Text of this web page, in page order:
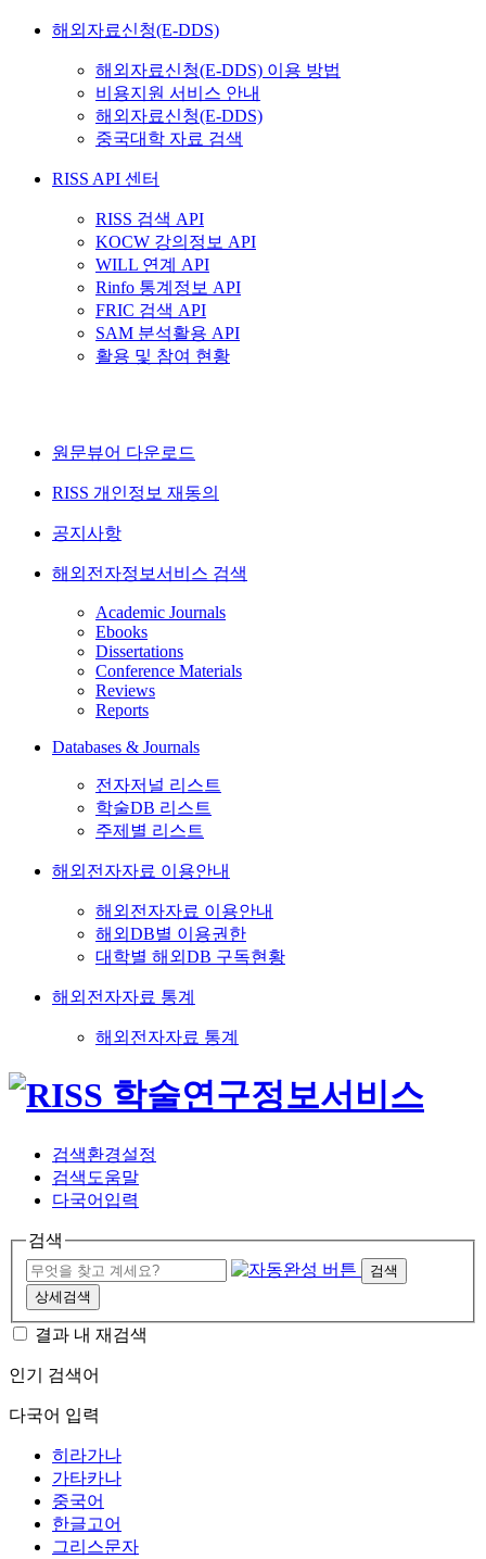
해외자료신청(E-DDS)
해외자료신청(E-DDS) 이용 방법
비용지원 서비스 안내
해외자료신청(E-DDS)
중국대학 자료 검색
RISS API 센터
RISS 검색 API
KOCW 강의정보 API
WILL 연계 API
Rinfo 통계정보 API
FRIC 검색 API
SAM 분석활용 API
활용 및 참여 현황
원문뷰어 다운로드
RISS 개인정보 재동의
공지사항
해외전자정보서비스 검색
Academic Journals
Ebooks
Dissertations
Conference Materials
Reviews
Reports
Databases & Journals
전자저널 리스트
학술DB 리스트
주제별 리스트
해외전자자료 이용안내
해외전자자료 이용안내
해외DB별 이용권한
대학별 해외DB 구독현황
해외전자자료 통계
해외전자자료 통계
검색환경설정
검색도움말
다국어입력
검색
검색
상세검색
결과 내 재검색
인기 검색어
다국어 입력
히라가나
가타카나
중국어
한글고어
그리스문자